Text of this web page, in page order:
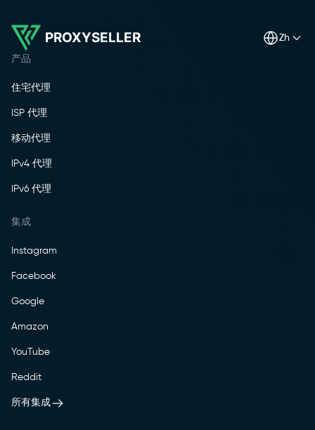
PROXYSELLER zh
产品
住宅代理
ISP 代理
移动代理
IPv4 代理
IPv6 代理
集成
Instagram
Facebook
Google
Amazon
YouTube
Reddit
所有集成